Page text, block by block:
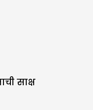
साक्ष